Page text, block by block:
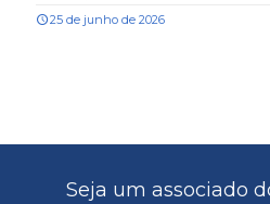
25 de junho de 2026
Seja um associado